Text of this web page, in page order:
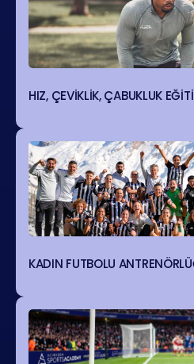
HIZ, ÇEVİKLİK, ÇABUKLUK
KADIN FUTBOLU